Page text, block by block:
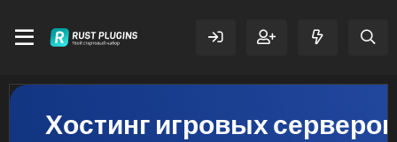
Хостинг игровых серверов